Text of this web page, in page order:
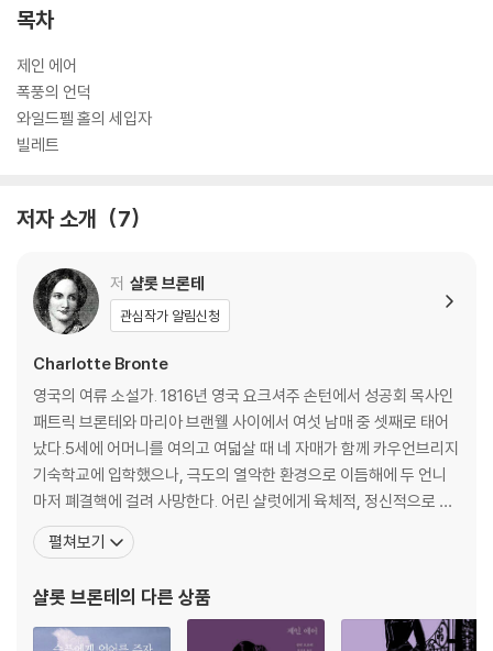
않는 주체적 여성상의 탄생을 알린 대표작 《제인 에어》와 더불어, 고립된
실과 열망 사이의 갈등을 섬세하게 보여준다. 에밀리 브론테는 유일한 소
설이자 영문학 최고의 걸작 중 하나로 손꼽히는 《폭풍의 언덕》에서 사랑,
증오, 고독 등 인간 본연의 원초적 감정을 형이상학적 경지로 끌어올리며
경이로움을 선사한다. 또한 시대를 앞선 통찰을 보여주었음에도 오랫동안
고발하고 여성의 독립을 외치며 당대 사회에 가장 큰 충격을 안겼던 선구
비록 30년 남짓한 짧은 생을 살았으나, 이들이 삶과 현실에 맞서 잉크로
써 내려간 치열한 투쟁의 기록은 오늘날 ‘최초의 페미니즘 문학’이라는 찬
사와 함께 다시금 조명받고 있다. 페미니즘 저작들이 주목받고 역사 속 여
의 가치를 현대적 맥락으로 잇는 뜻깊은 기회가 될 것이다. 또한 그간 ‘헤밍
웨이 선집’, ‘제인 오스틴 전집’, ‘에드거 앨런 포 완전판’, ‘찰스 디킨스 선집’
등으로 호평받아온 시공사 ‘작가 선집’의 미학을 계승하여, 소장 가치를 극
대화한 디자인과 현대적 감각에 맞춘 정교한 번역을 선보인다. 억압적인
환경 속에서도 영혼만큼은 누구보다 자유로웠던 이들의 문장은 오늘날 독
자들에게 스스로의 삶을 사랑하고 삶을 위해 투쟁할 힘과 용기를 전한다.
‘시공 브론테 자매 선집’은 고전 애호가는 물론 자기 삶의 주인이 되고자 하
는 현대 독자들 모두에게 서재를 채울 완벽한 컬렉션이 되어줄 것이다.
목차
제인 에어
폭풍의 언덕
와일드펠 홀의 세입자
빌레트
저자 소개 7
저 샬롯 브론테
관심작가 알림신청
Charlotte Bronte
영국의 여류 소설가. 1816년 영국 요크셔주 손턴에서 성공회 목사인
패트릭 브론테와 마리아 브랜웰 사이에서 여섯 남매 중 셋째로 태어
났다.5세에 어머니를 여의고 여덟살 때 네 자매가 함께 카우언브리지
기숙학교에 입학했으나, 극도의 열악한 환경으로 이듬해에 두 언니
마저 폐결핵에 걸려 사망한다. 어린 샬럿에게 육체적, 정신적으로 큰
충격을 남긴 이 경험은 훗날『제인 에어』(1847)의 로우드 기숙학교
로 재현된다. 1825년부터 동생 에밀리 브론테와 5년간 집에서 독학
『폭풍의 언덕』을, 앤은 『에그니스 그레이』
펼쳐보기
샬롯 브론테 의 다른 상품